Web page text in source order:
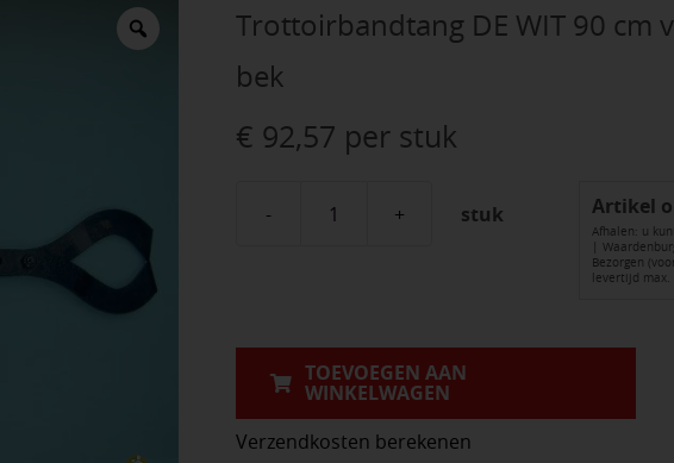
Trottoirbandtang DE WIT 90 cm
bek
€ 92,57 per stuk
Trottoirbandtang
cm
verstelbaar,
kleine
stuk Artikel
Afhalen: u
|
Bezorgen
levertijd
TOEVOEGEN AAN
WINKELWAGEN
Verzendkosten berekenen